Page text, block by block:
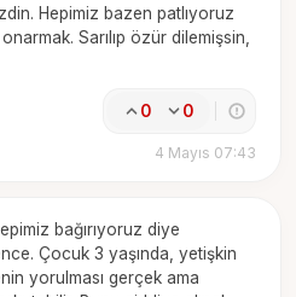
Hepimiz bazen patlıyoruz
Sarılıp özür dilemişsin,
0 0
4 Mayıs 07:43
bağırıyoruz diye
Çocuk 3 yaşında, yetişkin
yorulması gerçek ama